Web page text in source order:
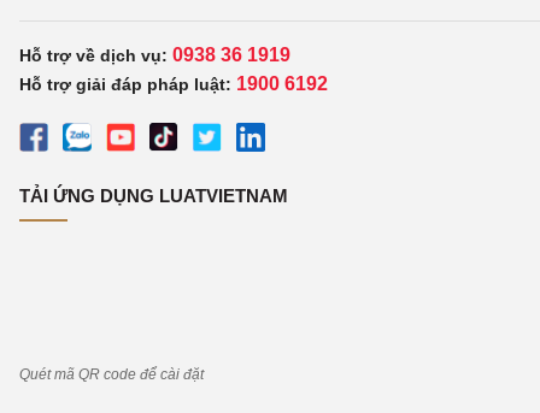
Hỗ trợ về dịch vụ: 0938 36 1919
Hỗ trợ giải đáp pháp luật: 1900 6192
TẢI ỨNG DỤNG LUATVIETNAM
Quét mã QR code để cài đặt